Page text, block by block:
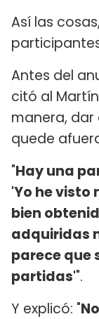
Así las
Antes del
citó al
manera,
quede
"Hay una
'Yo he
bien
adquiridas
parece que
partidas'".
Y explicó: "